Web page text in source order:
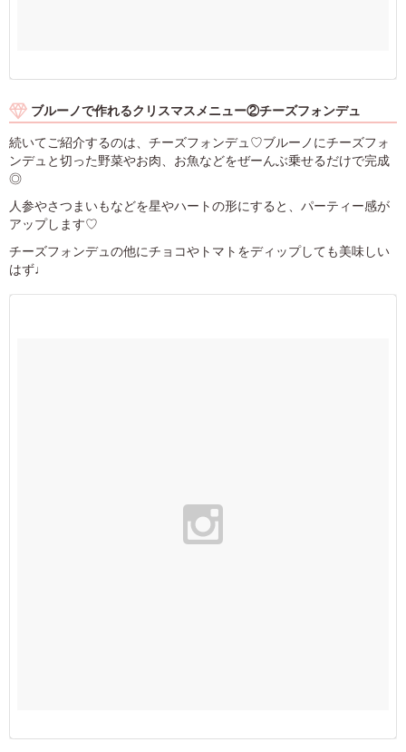
ブルーノで作れるクリスマスメニュー②チーズフォンデュ
続いてご紹介するのは、チーズフォンデュ♡ブルーノにチーズフォ
ンデュと切った野菜やお肉、お魚などをぜーんぶ乗せるだけで完成
◎
人参やさつまいもなどを星やハートの形にすると、パーティー感が
アップします♡
チーズフォンデュの他にチョコやトマトをディップしても美味しい
はず♩